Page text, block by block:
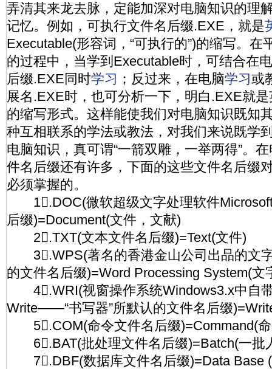
弄清其来龙去脉，定能加深对电脑知识的理
记忆。例如，可执行文件名后缀.EXE，就是
Executable(形容词，“可执行的”)的缩写。在
的过程中，当学到Executable时，可结合在
后缀.EXE同时学习 ；反过来，在电脑学习或
展名.EXE时，也可分析一下，明白.EXE就
的缩写形式。这样能使我们对电脑知识既知
种互相联系的学法或教法，对我们来说既学
电脑知识，真可谓“一箭双雕，一举两得”。
件名后缀还有许多，下面的这些文件名后缀
必须掌握的。
1.DOC(微软超级文字处理软件
后缀)=Document(文件，文献)
2.TXT(文本文件名后缀)=Text(文件)
3.WPS(著名的香港金山公司出品的文
的文件名后缀)=Word Processing System(文
4.WRI(视窗操作系统Windows3.x中自
Write——“书写器”所默认的文件名后缀
5.COM(命令文件名后缀)=Command(
6.BAT(批处理文件名后缀)=Batch(一批
7.DBF(数据库文件名后缀)=Data Base (